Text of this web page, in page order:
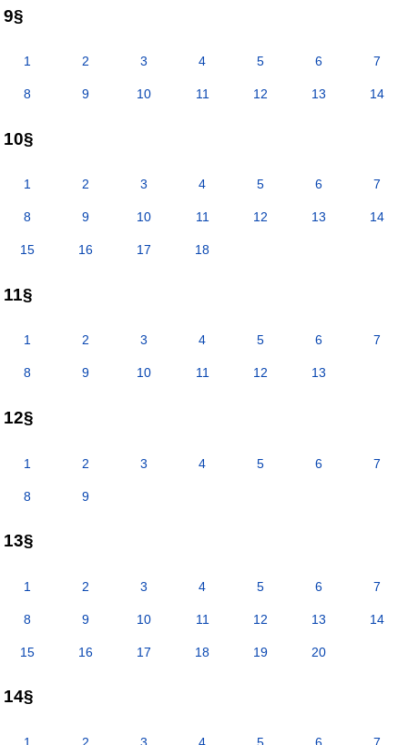
9§
1 2 3 4 5 6 7
8 9 10 11 12 13 14
10§
1 2 3 4 5 6 7
8 9 10 11 12 13 14
15 16 17 18
11§
1 2 3 4 5 6 7
8 9 10 11 12 13
12§
1 2 3 4 5 6 7
8 9
13§
1 2 3 4 5 6 7
8 9 10 11 12 13 14
15 16 17 18 19 20
14§